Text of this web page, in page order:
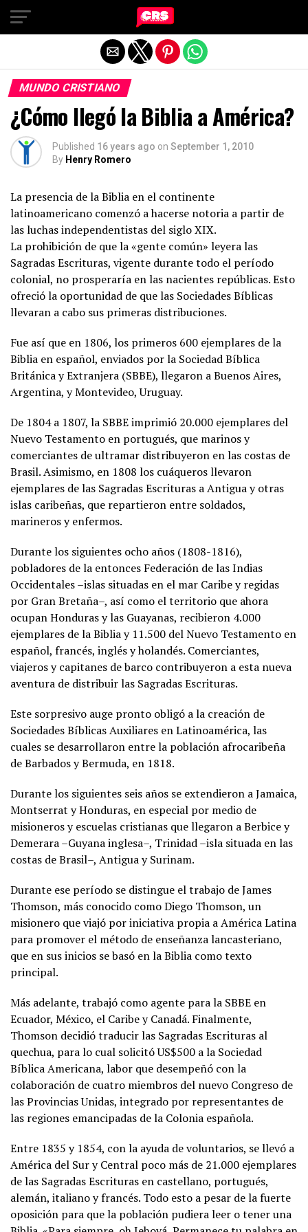
MUNDO CRISTIANO
¿Cómo llegó la Biblia a América?
Published 16 years ago on September 1, 2010
By Henry Romero
La presencia de la Biblia en el continente
latinoamericano comenzó a hacerse notoria a partir de
las luchas independentistas del siglo XIX.
La prohibición de que la «gente común» leyera las
Sagradas Escrituras, vigente durante todo el período
colonial, no prosperaría en las nacientes repúblicas. Esto
ofreció la oportunidad de que las Sociedades Bíblicas
llevaran a cabo sus primeras distribuciones.
Fue así que en 1806, los primeros 600 ejemplares de la
Biblia en español, enviados por la Sociedad Bíblica
Británica y Extranjera (SBBE), llegaron a Buenos Aires,
Argentina, y Montevideo, Uruguay.
De 1804 a 1807, la SBBE imprimió 20.000 ejemplares del
Nuevo Testamento en portugués, que marinos y
comerciantes de ultramar distribuyeron en las costas de
Brasil. Asimismo, en 1808 los cuáqueros llevaron
ejemplares de las Sagradas Escrituras a Antigua y otras
islas caribeñas, que repartieron entre soldados,
marineros y enfermos.
Durante los siguientes ocho años (1808-1816),
pobladores de la entonces Federación de las Indias
Occidentales –islas situadas en el mar Caribe y regidas
por Gran Bretaña–, así como el territorio que ahora
ocupan Honduras y las Guayanas, recibieron 4.000
ejemplares de la Biblia y 11.500 del Nuevo Testamento en
español, francés, inglés y holandés. Comerciantes,
viajeros y capitanes de barco contribuyeron a esta nueva
aventura de distribuir las Sagradas Escrituras.
Este sorpresivo auge pronto obligó a la creación de
Sociedades Bíblicas Auxiliares en Latinoamérica, las
cuales se desarrollaron entre la población afrocaribeña
de Barbados y Bermuda, en 1818.
Durante los siguientes seis años se extendieron a Jamaica,
Montserrat y Honduras, en especial por medio de
misioneros y escuelas cristianas que llegaron a Berbice y
Demerara –Guyana inglesa–, Trinidad –isla situada en las
costas de Brasil–, Antigua y Surinam.
Durante ese período se distingue el trabajo de James
Thomson, más conocido como Diego Thomson, un
misionero que viajó por iniciativa propia a América Latina
para promover el método de enseñanza lancasteriano,
que en sus inicios se basó en la Biblia como texto
principal.
Más adelante, trabajó como agente para la SBBE en
Ecuador, México, el Caribe y Canadá. Finalmente,
Thomson decidió traducir las Sagradas Escrituras al
quechua, para lo cual solicitó US$500 a la Sociedad
Bíblica Americana, labor que desempeñó con la
colaboración de cuatro miembros del nuevo Congreso de
las Provincias Unidas, integrado por representantes de
las regiones emancipadas de la Colonia española.
Entre 1835 y 1854, con la ayuda de voluntarios, se llevó a
América del Sur y Central poco más de 21.000 ejemplares
de las Sagradas Escrituras en castellano, portugués,
alemán, italiano y francés. Todo esto a pesar de la fuerte
oposición para que la población pudiera leer o tener una
Exit mobile version